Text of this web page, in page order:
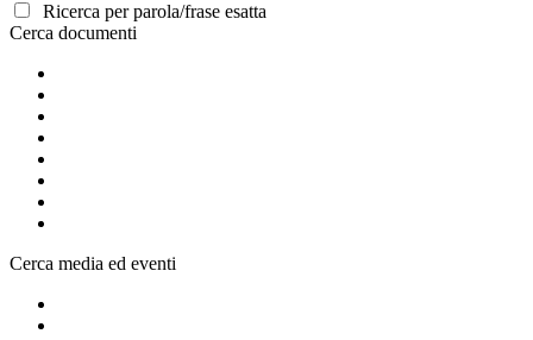
Ricerca per parola/frase esatta
Cerca documenti
Cerca media ed eventi